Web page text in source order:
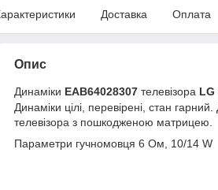
Доставка Оплата
Опис
Динаміки EAB64028307 телевізора LG
Динаміки цілі, перевірені, стан гарний.
телевізора з пошкодженою матрицею.
Параметри гучномовця 6 Ом, 10/14 W